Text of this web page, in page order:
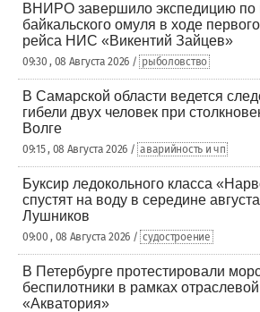
ВНИРО завершило экспедицию по
байкальского омуля в ходе
рейса НИС «Викентий Зайцев»
09:30 , 08 Августа 2026 / рыболовство
В Самарской области ведется
гибели двух человек при
Волге
09:15 , 08 Августа 2026 / аварийность и чп
Буксир ледокольного класса
спустят на воду в середине
Лушников
09:00 , 08 Августа 2026 / судостроение
В Петербурге протестировали
беспилотники в рамках
«Акватория»